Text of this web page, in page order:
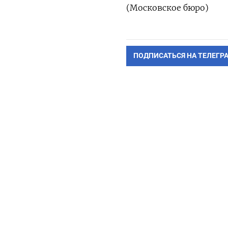
(Московское бюро)
ПОДПИСАТЬСЯ НА